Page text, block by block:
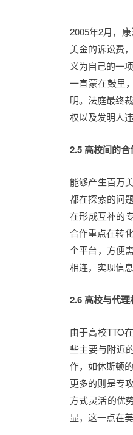
2005年2月，
美金的诉讼费
义为自己的一
一直蒙在鼓里
明。法庭最终
权以及发明人
2.5 高校间的合
能够产生百万
都在探索的问
在形成互补的
合作重点在转
个平台，方便
相连，实现信
2.6 高校与代
由于高校TTO
些主要与附近
作，如休斯顿
更多的则是专
方式灵活的优
显，这一点在